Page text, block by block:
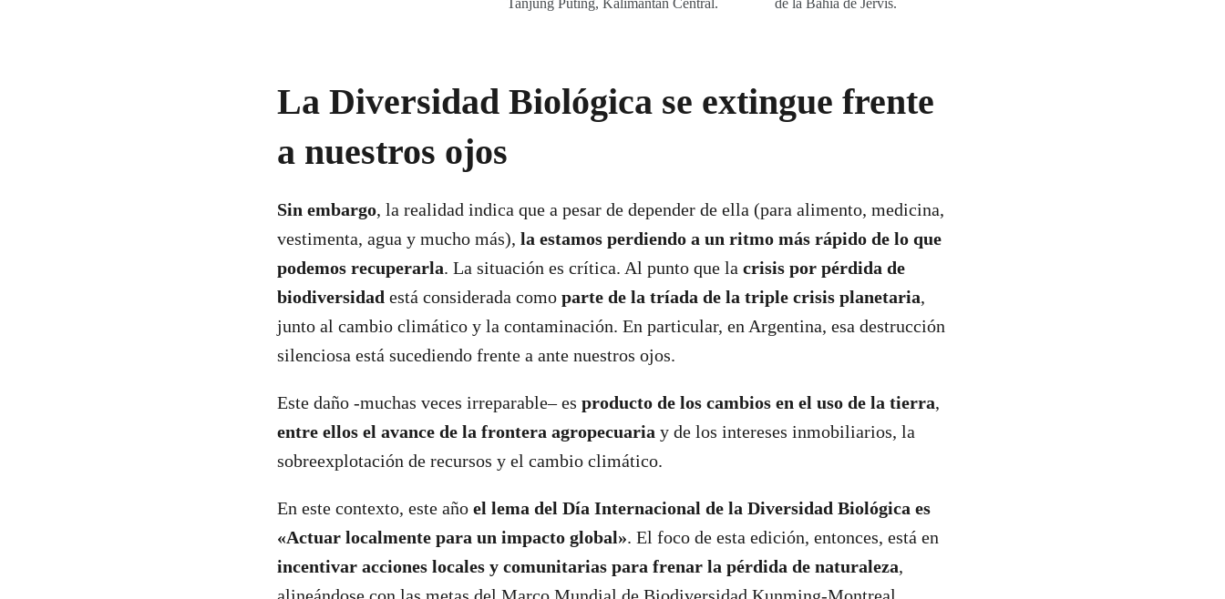
Tanjung Puting, Kalimantan Central.
de la Bahía de Jervis.
La Diversidad Biológica se extingue frente
a nuestros ojos
Sin embargo, la realidad indica que a pesar de depender de ella (para alimento, medicina,
vestimenta, agua y mucho más), la estamos perdiendo a un ritmo más rápido de lo que
podemos recuperarla. La situación es crítica. Al punto que la crisis por pérdida de
biodiversidad está considerada como parte de la tríada de la triple crisis planetaria,
junto al cambio climático y la contaminación. En particular, en Argentina, esa destrucción
silenciosa está sucediendo frente a ante nuestros ojos.
Este daño -muchas veces irreparable– es producto de los cambios en el uso de la tierra,
entre ellos el avance de la frontera agropecuaria y de los intereses inmobiliarios, la
sobreexplotación de recursos y el cambio climático.
En este contexto, este año el lema del Día Internacional de la Diversidad Biológica es
«Actuar localmente para un impacto global». El foco de esta edición, entonces, está en
incentivar acciones locales y comunitarias para frenar la pérdida de naturaleza,